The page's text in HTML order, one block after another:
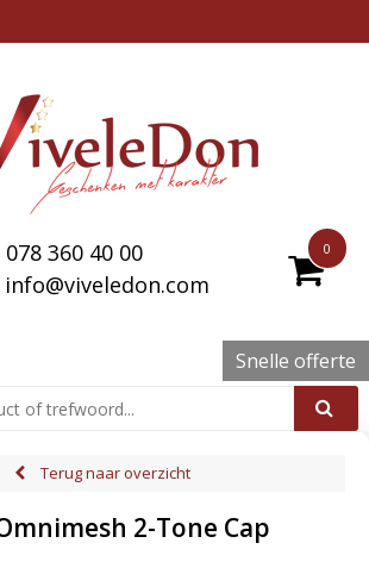
0
078 360 40 00
info@viveledon.com
Snelle offerte
Terug naar overzicht
2-Tone Cap